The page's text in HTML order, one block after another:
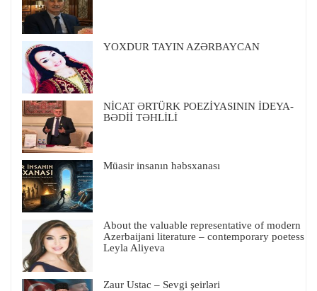
YOXDUR TAYIN AZƏRBAYCAN
NİCAT ƏRTÜRK POEZİYASININ İDEYA-
BƏDİİ TƏHLİLİ
Müasir insanın həbsxanası
About the valuable representative of modern
Azerbaijani literature – contemporary poetess
Leyla Aliyeva
Zaur Ustac – Sevgi şeirləri